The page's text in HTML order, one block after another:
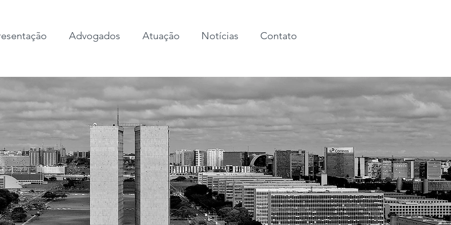
Advogados Atuação Notícias Contato